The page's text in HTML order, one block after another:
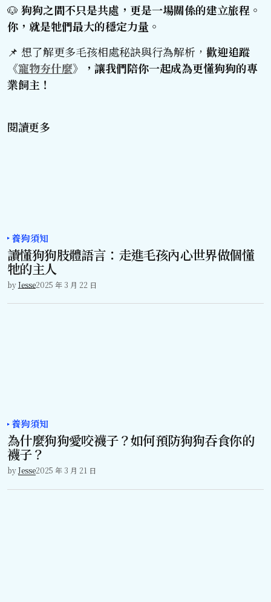
🐶 狗狗之間不只是共處，更是一場關係的建立旅程。
你，就是牠們最大的穩定力量。
📌 想了解更多毛孩相處秘訣與行為解析， 歡迎追蹤
《寵物夯什麼》，讓我們陪你一起成為更懂狗狗的專
業飼主！
閱讀更多
養狗須知
讀懂狗狗肢體語言：走進毛孩內心世界做個懂
牠的主人
byJesse2025 年 3 月 22 日
養狗須知
為什麼狗狗愛咬襪子？如何預防狗狗吞食你的
襪子？
byJesse2025 年 3 月 21 日